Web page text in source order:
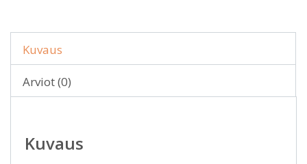
Kuvaus
Arviot (0)
Kuvaus